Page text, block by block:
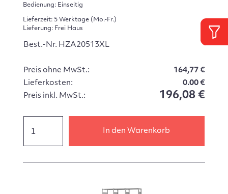
Bedienung: Einseitig
Lieferzeit: 5 Werktage (Mo.-Fr.)
Lieferung: Frei Haus
Best.-Nr. HZA20513XL
Preis ohne MwSt.:
164,77 €
Lieferkosten:
0.00 €
Preis inkl. MwSt.:
196,08 €
In den Warenkorb